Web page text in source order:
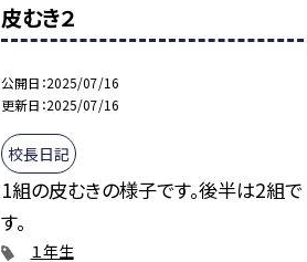
皮むき２
公開日 2025/07/16
更新日 2025/07/16
校長日記
1組の皮むきの様子です。後半は2組で
す。
１年生